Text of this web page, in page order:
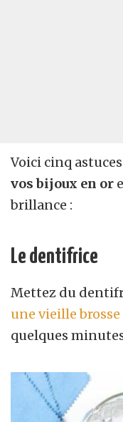
Voici cinq
vos bijoux en or
brillance :
Le dentifrice
Mettez du
une vieille
quelques